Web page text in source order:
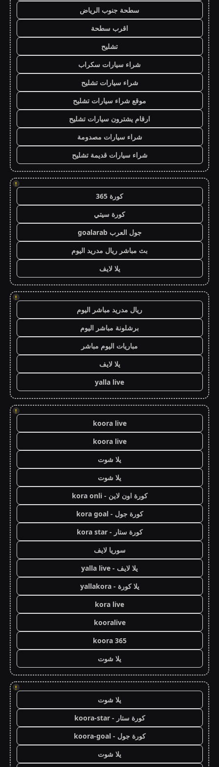
سطحة جنوب الرياض
اقرب سطحة
تشليح
شراء سيارات سكراب
شراء سيارات تشليح
موقع شراء سيارات تشليح
ارقام يشترون سيارات تشليح
شراء سيارات مصدومة
شراء سيارات قديمة تشليح
!
كورة 365
كورة سيتي
جول العرب goalarab
بث مباشر ريال مدريد اليوم
يلا لايف
!
ريال مدريد مباشر اليوم
برشلونة مباشر اليوم
مباريات اليوم مباشر
يلا لايف
yalla live
!
koora live
koora live
يلا شوت
يلا شوت
كورة اون لاين - kora onli
كورة جول - kora goal
كورة ستار - kora star
سوريا لايف
يلا لايف - yalla live
يلا كورة - yallakora
kora live
kooralive
koora 365
يلا شوت
!
يلا شوت
كورة ستار - koora-star
كورة جول - koora-goal
يلا شوت